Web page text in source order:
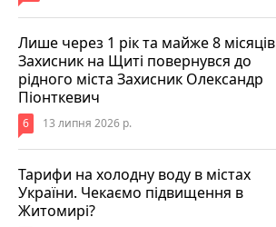
Лише через 1 рік та майже 8 місяців
Захисник на Щиті повернувся до
рідного міста Захисник Олександр
Піонткевич
6 13 липня 2026 р.
Тарифи на холодну воду в містах
України. Чекаємо підвищення в
Житомирі?